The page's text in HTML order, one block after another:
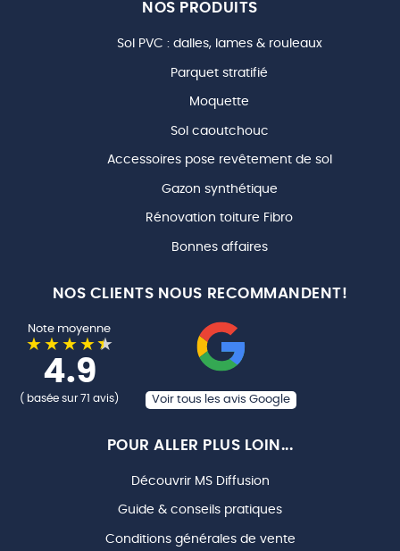
NOS PRODUITS
Sol PVC : dalles, lames & rouleaux
Parquet stratifié
Moquette
Sol caoutchouc
Accessoires pose revêtement de sol
Gazon synthétique
Rénovation toiture Fibro
Bonnes affaires
NOS CLIENTS NOUS RECOMMANDENT!
Note moyenne
4.9
( basée sur 71 avis) Voir tous les avis Google
POUR ALLER PLUS LOIN...
Découvrir MS Diffusion
Guide & conseils pratiques
Conditions générales de vente